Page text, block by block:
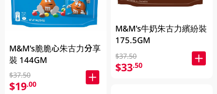
M&M's脆脆心朱古力分享
裝 144GM
$37.50
$19.00
M&M's牛奶朱古力繽紛裝
175.5GM
$37.50
$33.50